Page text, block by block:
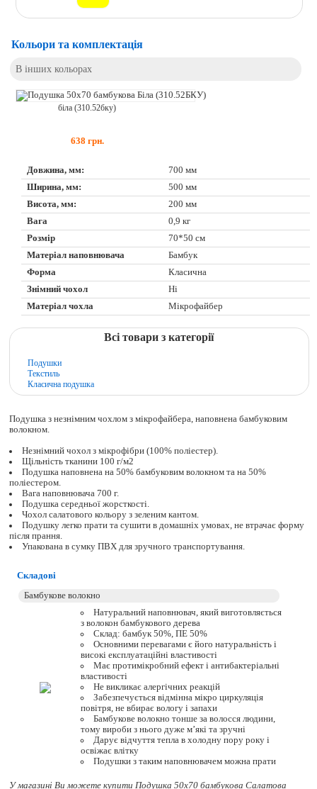
Кольори та комплектація
В інших кольорах
біла (310.52бку)
638 грн.
Довжина, мм:
700 мм
Ширина, мм:
500 мм
Висота, мм:
200 мм
Вага
0,9 кг
Розмір
70*50 см
Матеріал наповнювача
Бамбук
Форма
Класична
Знімний чохол
Ні
Матеріал чохла
Мікрофайбер
Всі товари з категорії
Подушки
Текстиль
Класична подушка
Подушка з незнімним чохлом з мікрофайбера, наповнена бамбуковим
волокном.
Незнімний чохол з мікрофібри (100% поліестер).
Щільність тканини 100 г/м2
Подушка наповнена на 50% бамбуковим волокном та на 50%
поліестером.
Вага наповнювача 700 г.
Подушка середньої жорсткості.
Чохол салатового кольору з зеленим кантом.
Подушку легко прати та сушити в домашніх умовах, не втрачає форму
після прання.
Упакована в сумку ПВХ для зручного транспортування.
Складові
Натуральний наповнювач, який виготовляється
з волокон бамбукового дерева
Склад: бамбук 50%, ПЕ 50%
Основними перевагами є його натуральність і
високі експлуатаційні властивості
Має протимікробний ефект і антибактеріальні
властивості
Не викликає алергічних реакцій
Забезпечується відмінна мікро циркуляція
повітря, не вбирає вологу і запахи
Бамбукове волокно тонше за волосся людини,
тому вироби з нього дуже м’які та зручні
Дарує відчуття тепла в холодну пору року і
освіжає влітку
Подушки з таким наповнювачем можна прати
У магазині Ви можете купити Подушка 50х70 бамбукова Салатова